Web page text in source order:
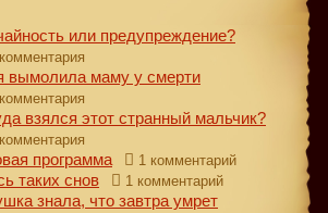
или предупреждение?
вымолила маму у смерти
взялся этот странный мальчик?
программа 1 комментарий
таких снов 1 комментарий
знала, что завтра умрет